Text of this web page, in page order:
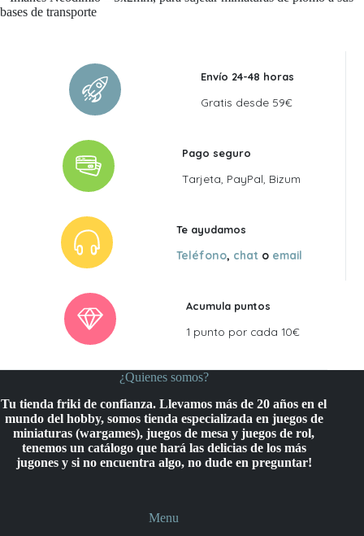
bases de transporte
Envío 24-48 horas
Gratis desde 59€
Pago seguro
Tarjeta, PayPal, Bizum
Te ayudamos
Teléfono, chat o email
Acumula puntos
1 punto por cada 10€
¿Quienes somos?
Tu tienda friki de confianza. Llevamos más de 20 años en el
mundo del hobby, somos tienda especializada en juegos de
miniaturas (wargames), juegos de mesa y juegos de rol,
tenemos un catálogo que hará las delicias de los más
jugones y si no encuentra algo, no dude en preguntar!
Menu